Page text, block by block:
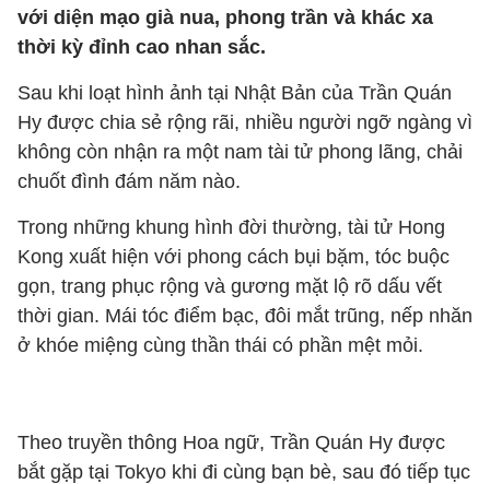
với diện mạo già nua, phong trần và khác xa
thời kỳ đỉnh cao nhan sắc.
Sau khi loạt hình ảnh tại Nhật Bản của Trần Quán
Hy được chia sẻ rộng rãi, nhiều người ngỡ ngàng vì
không còn nhận ra một nam tài tử phong lãng, chải
chuốt đình đám năm nào.
Trong những khung hình đời thường, tài tử Hong
Kong xuất hiện với phong cách bụi bặm, tóc buộc
gọn, trang phục rộng và gương mặt lộ rõ dấu vết
thời gian. Mái tóc điểm bạc, đôi mắt trũng, nếp nhăn
ở khóe miệng cùng thần thái có phần mệt mỏi.
Theo truyền thông Hoa ngữ, Trần Quán Hy được
bắt gặp tại Tokyo khi đi cùng bạn bè, sau đó tiếp tục